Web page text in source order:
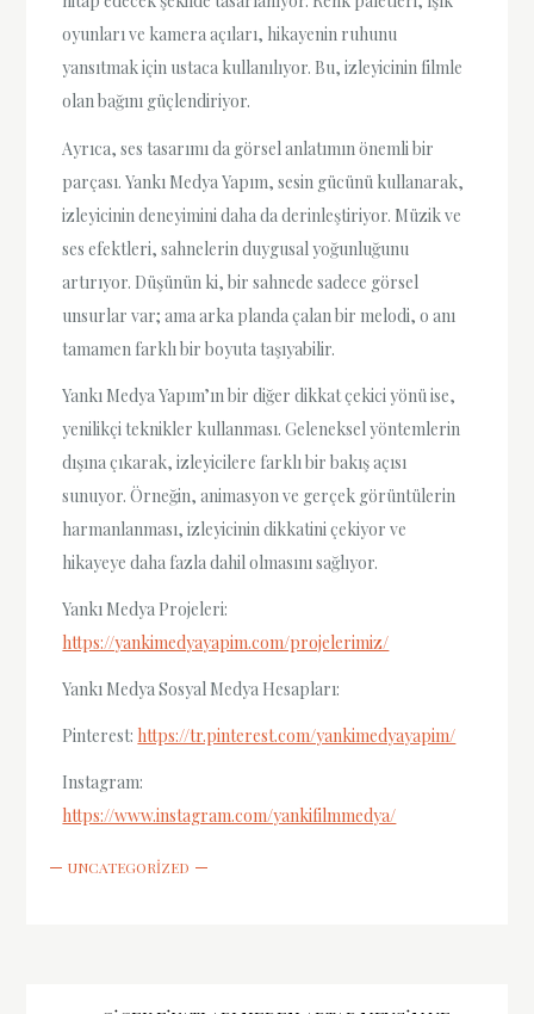
oyunları ve kamera açıları, hikayenin ruhunu
yansıtmak için ustaca kullanılıyor. Bu, izleyicinin filmle
olan bağını güçlendiriyor.
Ayrıca, ses tasarımı da görsel anlatımın önemli bir
parçası. Yankı Medya Yapım, sesin gücünü kullanarak,
izleyicinin deneyimini daha da derinleştiriyor. Müzik ve
ses efektleri, sahnelerin duygusal yoğunluğunu
artırıyor. Düşünün ki, bir sahnede sadece görsel
unsurlar var; ama arka planda çalan bir melodi, o anı
tamamen farklı bir boyuta taşıyabilir.
Yankı Medya Yapım’ın bir diğer dikkat çekici yönü ise,
yenilikçi teknikler kullanması. Geleneksel yöntemlerin
dışına çıkarak, izleyicilere farklı bir bakış açısı
sunuyor. Örneğin, animasyon ve gerçek görüntülerin
harmanlanması, izleyicinin dikkatini çekiyor ve
hikayeye daha fazla dahil olmasını sağlıyor.
Yankı Medya Projeleri:
https://yankimedyayapim.com/projelerimiz/
Yankı Medya Sosyal Medya Hesapları:
Pinterest: https://tr.pinterest.com/yankimedyayapim/
Instagram:
https://www.instagram.com/yankifilmmedya/
UNCATEGORIZED